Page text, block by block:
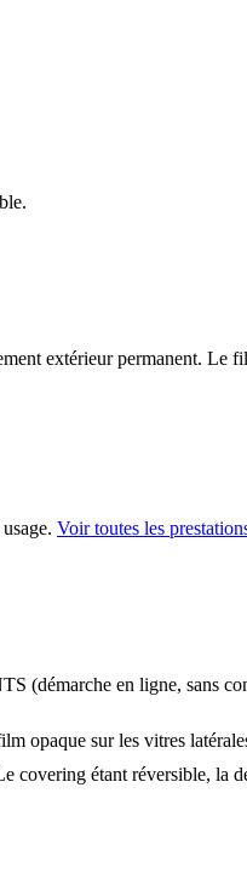
extérieur permanent. Le
Voir toutes les
(démarche en ligne, sans
opaque sur les vitres
étant réversible, la